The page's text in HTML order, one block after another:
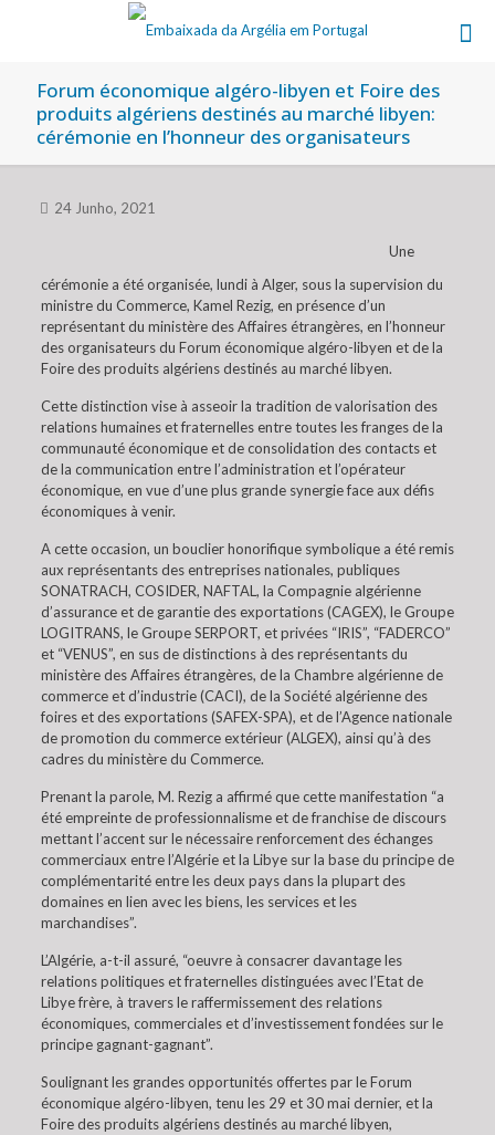
Forum économique algéro-libyen et Foire des
produits algériens destinés au marché libyen:
cérémonie en l’honneur des organisateurs
24 Junho, 2021
Une
cérémonie a été organisée, lundi à Alger, sous la supervision du
ministre du Commerce, Kamel Rezig, en présence d’un
représentant du ministère des Affaires étrangères, en l’honneur
des organisateurs du Forum économique algéro-libyen et de la
Foire des produits algériens destinés au marché libyen.
Cette distinction vise à asseoir la tradition de valorisation des
relations humaines et fraternelles entre toutes les franges de la
communauté économique et de consolidation des contacts et
de la communication entre l’administration et l’opérateur
économique, en vue d’une plus grande synergie face aux défis
économiques à venir.
A cette occasion, un bouclier honorifique symbolique a été remis
aux représentants des entreprises nationales, publiques
SONATRACH, COSIDER, NAFTAL, la Compagnie algérienne
d’assurance et de garantie des exportations (CAGEX), le Groupe
LOGITRANS, le Groupe SERPORT, et privées “IRIS”, “FADERCO”
et “VENUS”, en sus de distinctions à des représentants du
ministère des Affaires étrangères, de la Chambre algérienne de
commerce et d’industrie (CACI), de la Société algérienne des
foires et des exportations (SAFEX-SPA), et de l’Agence nationale
de promotion du commerce extérieur (ALGEX), ainsi qu’à des
cadres du ministère du Commerce.
Prenant la parole, M. Rezig a affirmé que cette manifestation “a
été empreinte de professionnalisme et de franchise de discours
mettant l’accent sur le nécessaire renforcement des échanges
commerciaux entre l’Algérie et la Libye sur la base du principe de
complémentarité entre les deux pays dans la plupart des
domaines en lien avec les biens, les services et les
marchandises”.
L’Algérie, a-t-il assuré, “oeuvre à consacrer davantage les
relations politiques et fraternelles distinguées avec l’Etat de
Libye frère, à travers le raffermissement des relations
économiques, commerciales et d’investissement fondées sur le
principe gagnant-gagnant”.
Soulignant les grandes opportunités offertes par le Forum
économique algéro-libyen, tenu les 29 et 30 mai dernier, et la
Foire des produits algériens destinés au marché libyen,